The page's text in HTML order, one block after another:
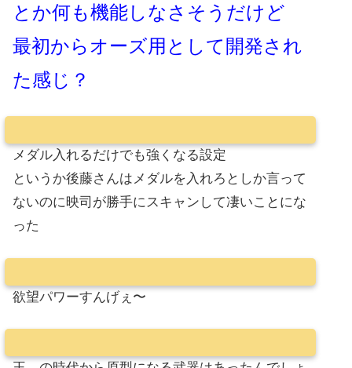
とか何も機能しなさそうだけど
最初からオーズ用として開発され
た感じ？
メダル入れるだけでも強くなる設定
というか後藤さんはメダルを入れろとしか言って
ないのに映司が勝手にスキャンして凄いことにな
った
欲望パワーすんげぇ〜